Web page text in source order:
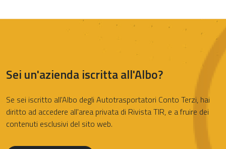
Sei un'azienda iscritta all'Albo?
Se sei iscritto all'Albo degli Autotrasportatori Conto Terzi, hai
diritto ad accedere all'area privata di Rivista TIR, e a fruire dei
contenuti esclusivi del sito web.